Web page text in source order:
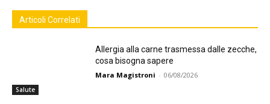
Articoli Correlati
Salute
Allergia alla carne trasmessa dalle zecche,
cosa bisogna sapere
Mara Magistroni - 06/08/2026